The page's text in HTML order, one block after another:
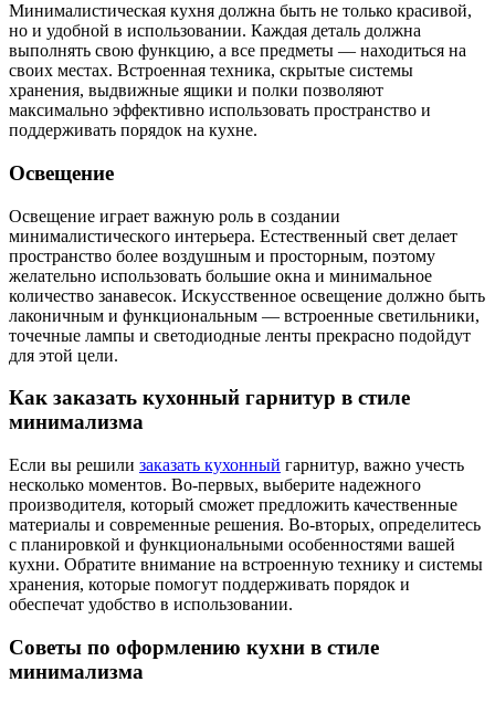
Минималистическая кухня должна быть не только красивой,
но и удобной в использовании. Каждая деталь должна
выполнять свою функцию, а все предметы — находиться на
своих местах. Встроенная техника, скрытые системы
хранения, выдвижные ящики и полки позволяют
максимально эффективно использовать пространство и
поддерживать порядок на кухне.
Освещение
Освещение играет важную роль в создании
минималистического интерьера. Естественный свет делает
пространство более воздушным и просторным, поэтому
желательно использовать большие окна и минимальное
количество занавесок. Искусственное освещение должно быть
лаконичным и функциональным — встроенные светильники,
точечные лампы и светодиодные ленты прекрасно подойдут
для этой цели.
Как заказать кухонный гарнитур в стиле
минимализма
Если вы решили заказать кухонный гарнитур, важно учесть
несколько моментов. Во-первых, выберите надежного
производителя, который сможет предложить качественные
материалы и современные решения. Во-вторых, определитесь
с планировкой и функциональными особенностями вашей
кухни. Обратите внимание на встроенную технику и системы
хранения, которые помогут поддерживать порядок и
обеспечат удобство в использовании.
Советы по оформлению кухни в стиле
минимализма